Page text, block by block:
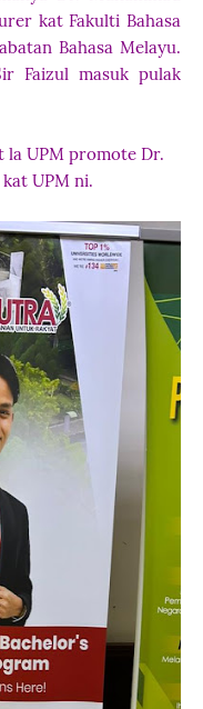
kat Fakulti Bahasa
Bahasa Melayu.
Faizul masuk pulak
la UPM promote Dr.
UPM ni.